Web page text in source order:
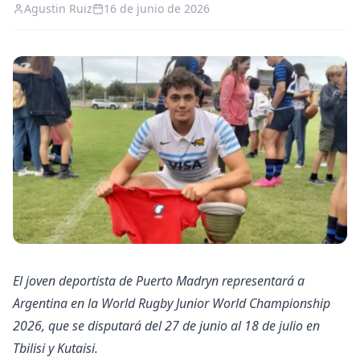
Agustin Ruiz 16 de junio de 2026
El joven deportista de Puerto Madryn representará a
Argentina en la World Rugby Junior World Championship
2026, que se disputará del 27 de junio al 18 de julio en
Tbilisi y Kutaisi.